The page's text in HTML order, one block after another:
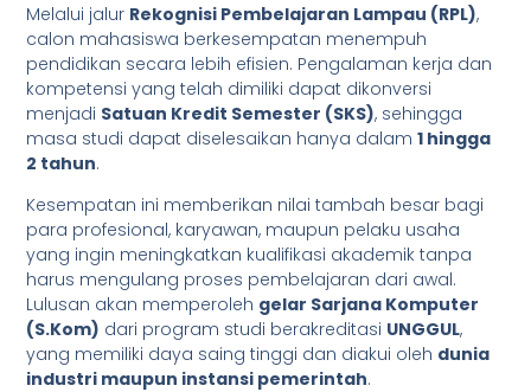
Melalui jalur Rekognisi Pembelajaran Lampau (RPL),
calon mahasiswa berkesempatan menempuh
pendidikan secara lebih efisien. Pengalaman kerja dan
kompetensi yang telah dimiliki dapat dikonversi
menjadi Satuan Kredit Semester (SKS), sehingga
masa studi dapat diselesaikan hanya dalam1 hingga
2 tahun.
Kesempatan ini memberikan nilai tambah besar bagi
para profesional, karyawan, maupun pelaku usaha
yang ingin meningkatkan kualifikasi akademik tanpa
harus mengulang proses pembelajaran dari awal.
Lulusan akan memperoleh gelar Sarjana Komputer
(S.Kom) dari program studi berakreditasi UNGGUL,
yang memiliki daya saing tinggi dan diakui oleh dunia
industri maupun instansi pemerintah.